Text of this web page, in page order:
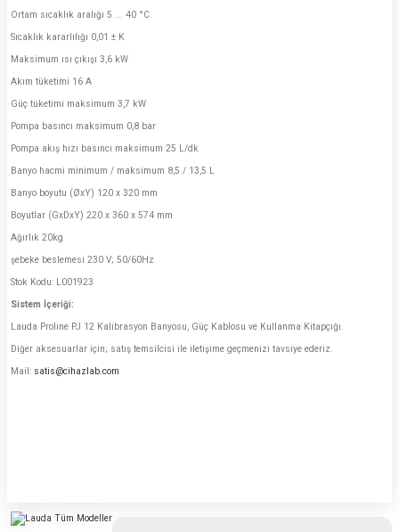
Ortam sıcaklık aralığı 5 ... 40 °C
Sıcaklık kararlılığı 0,01 ± K
Maksimum ısı çıkışı 3,6 kW
Akım tüketimi 16 A
Güç tüketimi maksimum 3,7 kW
Pompa basıncı maksimum 0,8 bar
Pompa akış hızı basıncı maksimum 25 L/dk
Banyo hacmi minimum / maksimum 8,5 / 13,5 L
Banyo boyutu (ØxY) 120 x 320 mm
Boyutlar (GxDxY) 220 x 360 x 574 mm
Ağırlık 20kg
şebeke beslemesi 230 V; 50/60Hz
Stok Kodu: L001923
Sistem İçeriği:
Lauda Proline PJ 12 Kalibrasyon Banyosu, Güç Kablosu ve Kullanma Kitapçığı.
Diğer aksesuarlar için; satış temsilcisi ile iletişime geçmenizi tavsiye ederiz.
Mail: satis@cihazlab.com